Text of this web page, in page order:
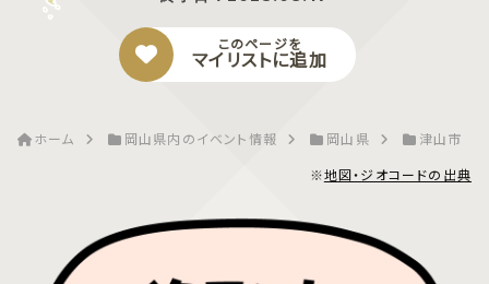
このページを
マイリストに追加
ホーム 岡山県内のイベント情報 岡山県
津山市
※地図・ジオコードの出典